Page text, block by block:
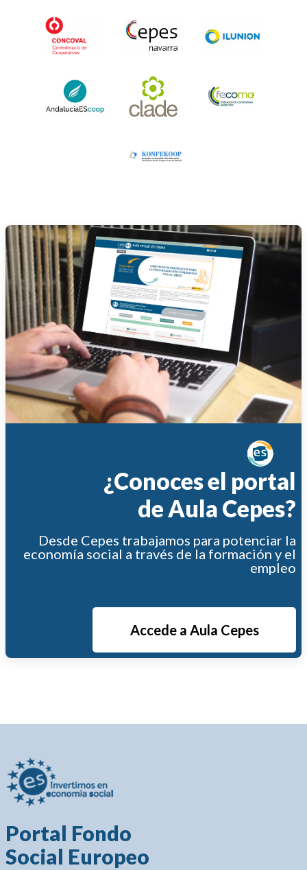
¿Conoces el portal
de Aula Cepes?
Desde Cepes trabajamos para potenciar la
economía social a través de la formación y el
empleo
Accede a Aula Cepes
Portal Fondo
Social Europeo